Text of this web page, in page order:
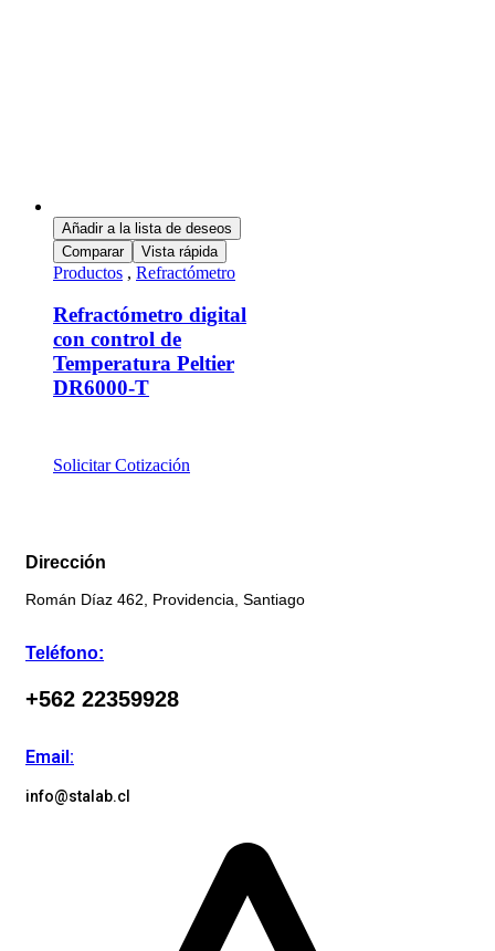
Añadir a la lista de deseos
Comparar
Vista rápida
Productos , Refractómetro
Refractómetro digital
con control de
Temperatura Peltier
DR6000-T
Solicitar Cotización
Dirección
Román Díaz 462, Providencia, Santiago
Teléfono:
+562 22359928
Email:
info@stalab.cl